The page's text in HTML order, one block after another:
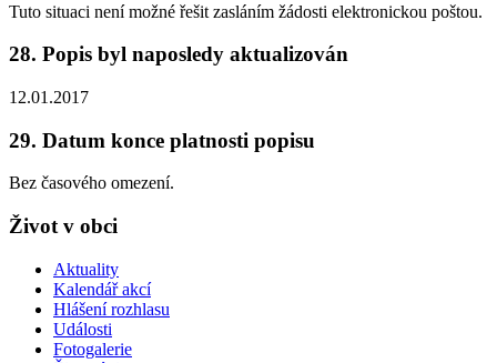
Tuto situaci není možné řešit zasláním žádosti elektronickou poštou.
28. Popis byl naposledy aktualizován
12.01.2017
29. Datum konce platnosti popisu
Bez časového omezení.
Život v obci
Aktuality
Kalendář akcí
Hlášení rozhlasu
Události
Fotogalerie